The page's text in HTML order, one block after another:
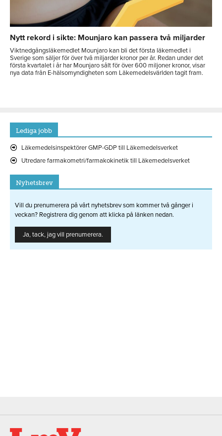
Nytt rekord i sikte: Mounjaro kan passera två miljarder
Viktnedgångsläkemedlet Mounjaro kan bli det första läkemedlet i
Sverige som säljer för över två miljarder kronor per år. Redan under det
första kvartalet i år har Mounjaro sålt för över 600 miljoner kronor, visar
nya data från E-hälsomyndigheten som Läkemedelsvärlden tagit fram.
Lediga jobb
Läkemedelsinspektörer GMP-GDP till Läkemedelsverket
Utredare farmakometri/farmakokinetik till Läkemedelsverket
Nyhetsbrev
Vill du prenumerera på vårt nyhetsbrev som kommer två gånger i
veckan? Registrera dig genom att klicka på länken nedan.
Ja, tack, jag vill prenumerera.